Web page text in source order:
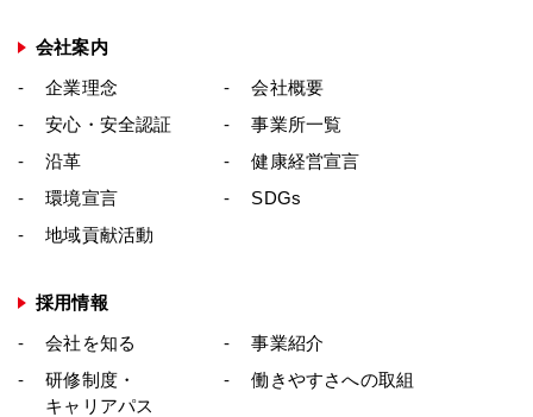
株式会社ビックロジサービス
〒335-0031 埼玉県戸田市美女木5-19-8
FAX：048-422-0017
会社案内
企業理念
会社概要
安心・安全認証
事業所一覧
沿革
健康経営宣言
環境宣言
SDGs
地域貢献活動
採用情報
会社を知る
事業紹介
研修制度・
キャリアパス
働きやすさへの取組